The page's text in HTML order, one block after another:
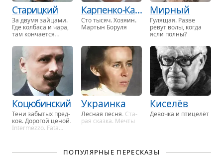
Старицкий
За двумя зай­ца­ми.
Где кол­ба­са и чара,
там кон­ча­ет­ся
Карпенко-Карый
Сто тысяч. Хо­зя­ин.
Мар­тын Бо­ру­ля
Мирный
Гу­ля­щая. Разве
ревут волы, когда
ясли полны?
Коцюбинский
Тени за­бы­тых пред­
ков. До­ро­гой ценой.
Intermezzo. Fata
Украинка
Лес­ная песня. Ста­
рая сказ­ка. Мечты
Киселёв
Де­воч­ка и пти­целёт
ПОПУЛЯРНЫЕ ПЕРЕСКАЗЫ